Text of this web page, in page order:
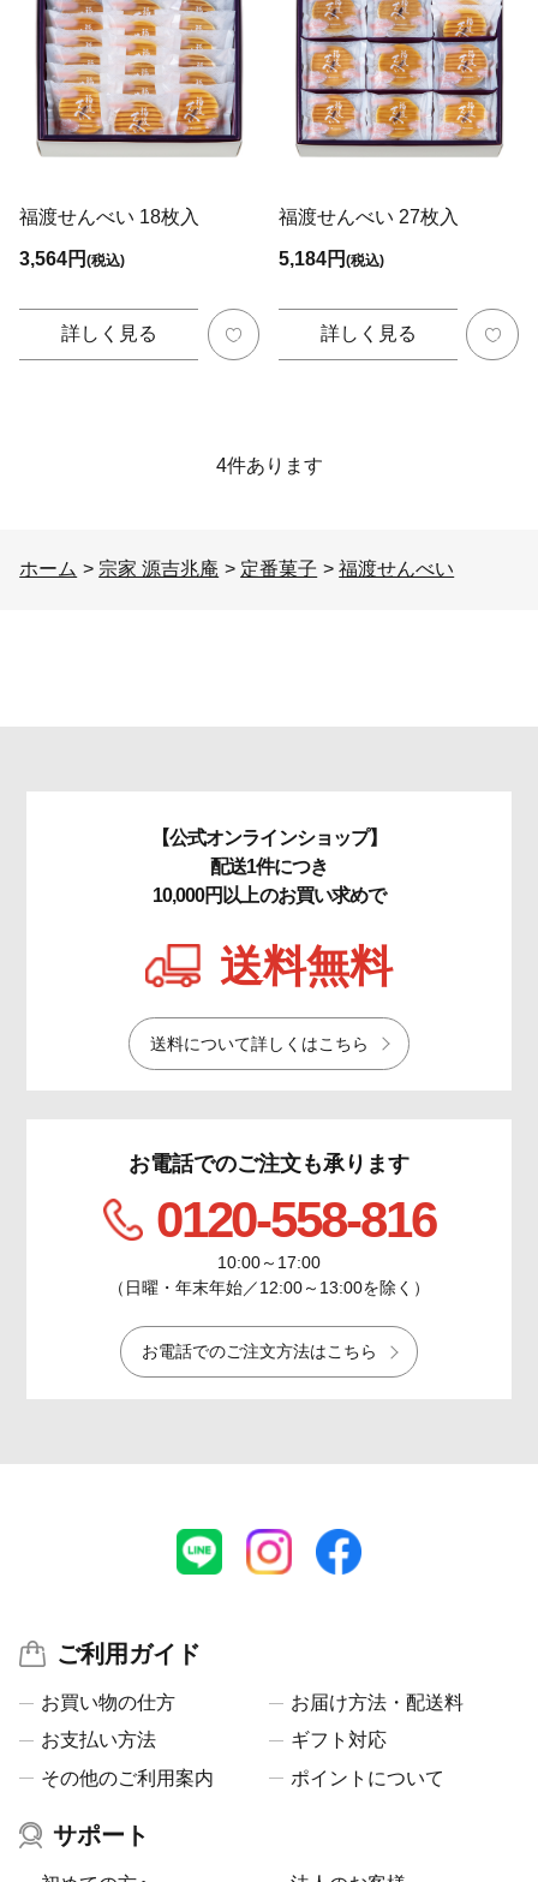
福渡せんべい 18枚入
3,564円(税込)
詳しく見る
福渡せんべい 27枚入
5,184円(税込)
詳しく見る
4件あります
ホーム >宗家 源吉兆庵 > 定番菓子 >福渡せんべい
【公式オンラインショップ】
配送1件につき
10,000円以上のお買い求めで
送料無料
送料について詳しくはこちら
お電話でのご注文も承ります
0120-558-816
10:00～17:00
（日曜・年末年始／12:00～13:00を除く）
お電話でのご注文方法はこちら
ご利用ガイド
お買い物の仕方
お届け方法・配送料
お支払い方法
ギフト対応
その他のご利用案内
ポイントについて
サポート